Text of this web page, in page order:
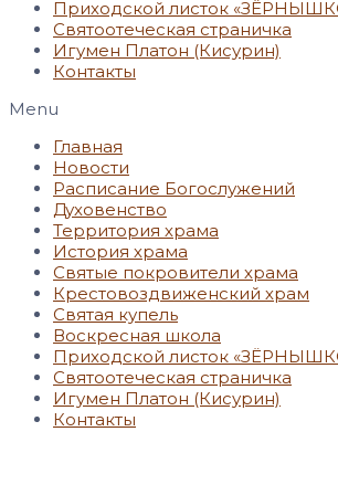
Приходской листок
Святоотеческая страничка
Игумен Платон (Кисурин)
Контакты
Menu
Главная
Новости
Расписание Богослужений
Духовенство
Территория храма
История храма
Святые покровители храма
Крестовоздвиженский храм
Святая купель
Воскресная школа
Приходской листок
Святоотеческая страничка
Игумен Платон (Кисурин)
Контакты